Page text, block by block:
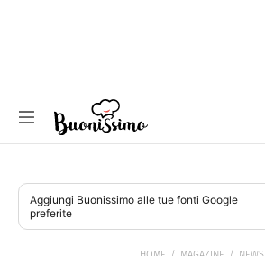
Aggiungi Buonissimo alle tue fonti Google
preferite